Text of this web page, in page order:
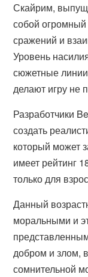
Скайрим,
собой
сражений и
Уровень
сюжетные
делают игру не
Разработчики
создать
который может
имеет рейтинг
только для
Данный
моральными и
добром и злом,
сомнительной